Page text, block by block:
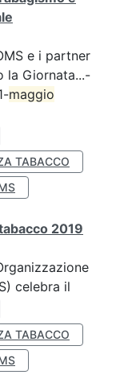
e i partner
la Giornata...-
maggio
TABACCO
2019
celebra il
TABACCO